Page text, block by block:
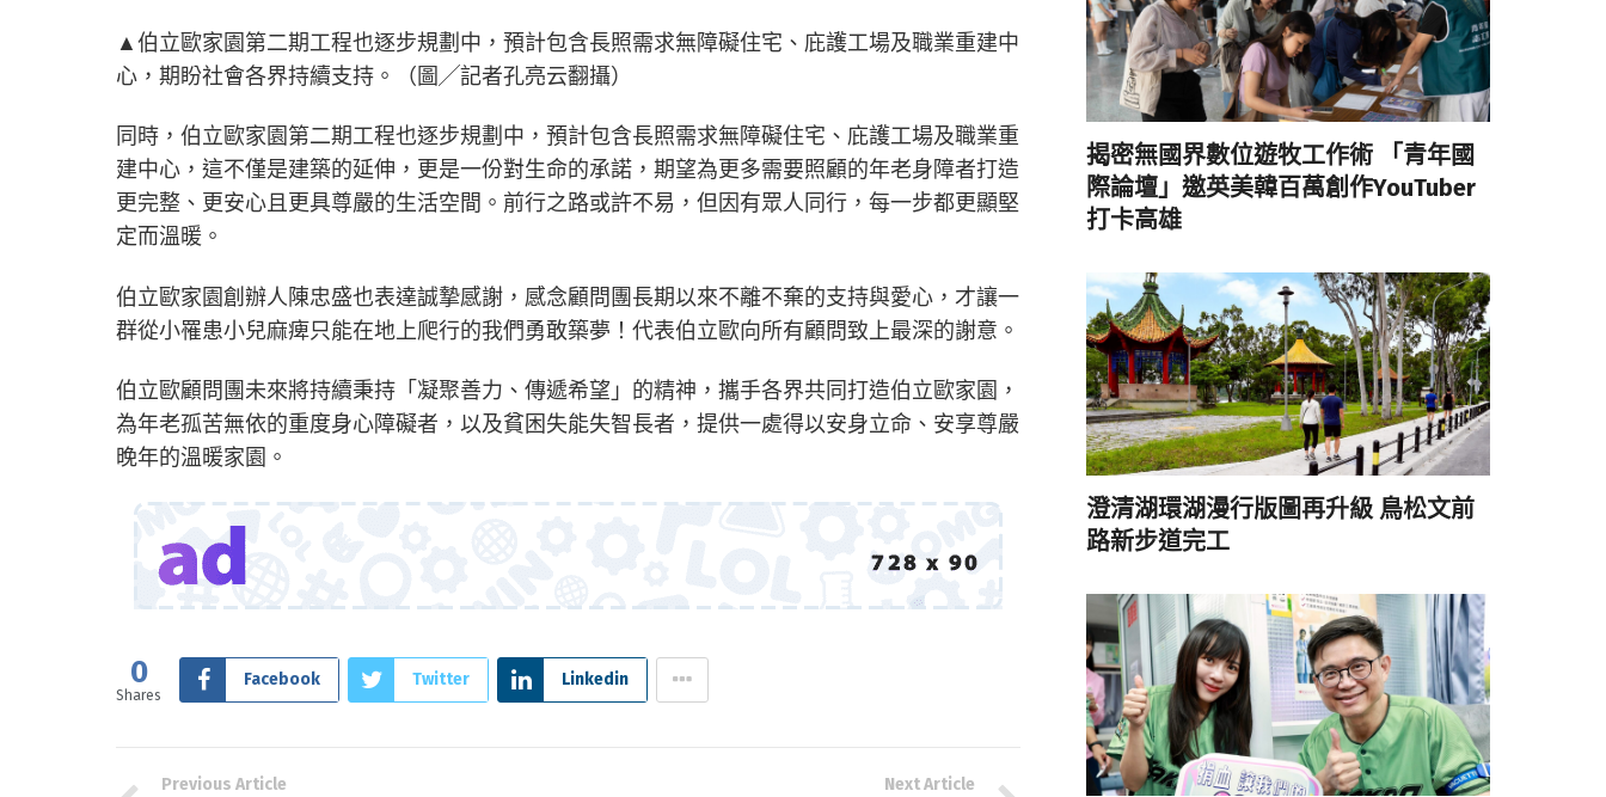
▲伯立歐家園第二期工程也逐步規劃中，預計包含長照需求無障礙住宅、庇護工場及職業重建中
心，期盼社會各界持續支持。（圖╱記者孔亮云翻攝）
同時，伯立歐家園第二期工程也逐步規劃中，預計包含長照需求無障礙住宅、庇護工場及職業重
建中心，這不僅是建築的延伸，更是一份對生命的承諾，期望為更多需要照顧的年老身障者打造
更完整、更安心且更具尊嚴的生活空間。前行之路或許不易，但因有眾人同行，每一步都更顯堅
定而溫暖。
伯立歐家園創辦人陳忠盛也表達誠摯感謝，感念顧問團長期以來不離不棄的支持與愛心，才讓一
群從小罹患小兒麻痺只能在地上爬行的我們勇敢築夢！代表伯立歐向所有顧問致上最深的謝意。
伯立歐顧問團未來將持續秉持「凝聚善力、傳遞希望」的精神，攜手各界共同打造伯立歐家園，
為年老孤苦無依的重度身心障礙者，以及貧困失能失智長者，提供一處得以安身立命、安享尊嚴
晚年的溫暖家園。
0
Shares
Facebook Twitter Linkedin
Previous Article Next Article
揭密無國界數位遊牧工作術 「青年國
際論壇」邀英美韓百萬創作YouTuber
打卡高雄
澄清湖環湖漫行版圖再升級 鳥松文前
路新步道完工